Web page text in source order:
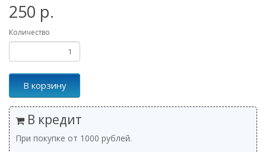
250 р.
Количество
В корзину
В кредит
При покупке от 1000 рублей.